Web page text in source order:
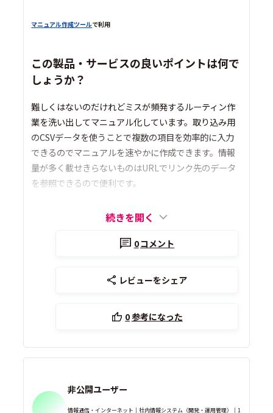
マニュアル作成ツールで利用
この製品・サービスの良いポイントは何で
しょうか？
難しくはないのだけれどミスが頻発するルーティン作
業を洗い出してマニュアル化しています。取り込み用
のCSVデータを使うことで複数の項目を効率的に入力
できるのでマニュアルを速やかに作成できます。情報
量が多く載せきらないものはURLでリンク先のデータ
を参照できるので便利です。
続きを開く
0コメント
レビューをシェア
0参考になった
非公開ユーザー
情報通信・インターネット｜社内情報システム（開発・運用管理）｜1